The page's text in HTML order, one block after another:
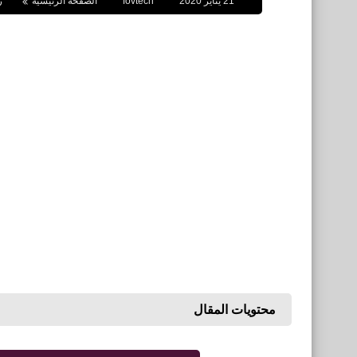
محتويات المقال